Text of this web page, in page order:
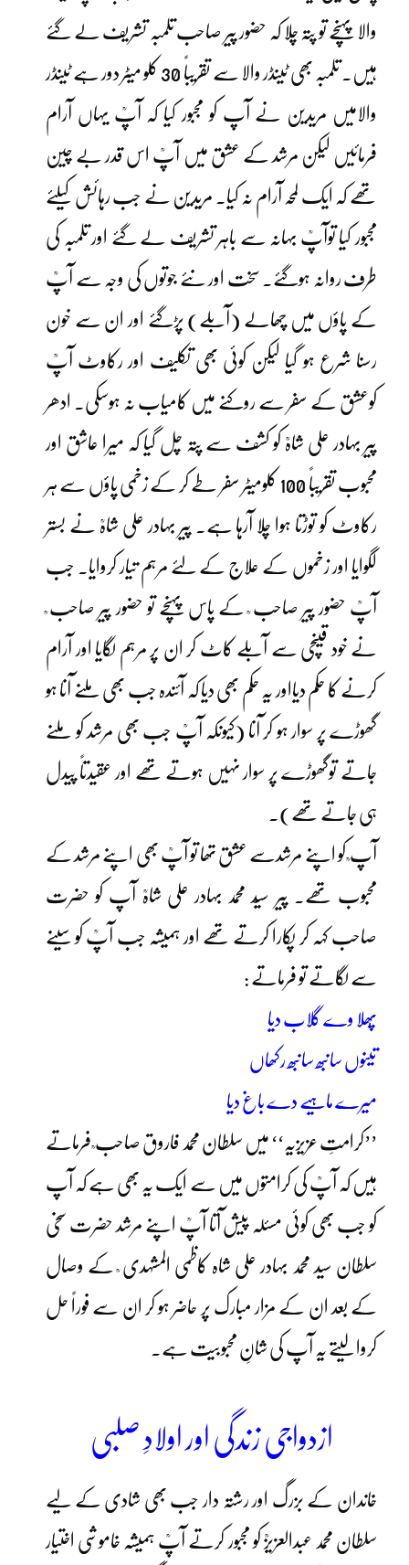
والا پہنچے تو پتہ چلا کہ حضور پیر صاحب تلمبہ تشریف لے گئے
ہیں۔ تلمبہ بھی ٹینڈر والا سے تقریباً 30 کلو میٹر دور ہے ٹینڈر
والامیں مریدین نے آپ کو مجبور کیا کہ آپؒ یہاں آرام
فرمائیں لیکن مرشد کے عشق میں آپؒ اس قدر بے چین
تھے کہ ایک لمحہ آرام نہ کیا۔ مریدین نے جب رہائش کیلئے
مجبور کیا توآپؒ بہانہ سے باہر تشریف لے گئے اور تلمبہ کی
طرف روانہ ہوگئے۔ سخت اور نئے جوتوں کی وجہ سے آپؒ
کے پاؤں میں چھالے (آبلے) پڑگئے اور ان سے خون
رسنا شرع ہو گیا لیکن کوئی بھی تکلیف اور رکاوٹ آپؒ
کوعشق کے سفر سے روکنے میں کامیاب نہ ہوسکی۔ ادھر
پیر بہادر علی شاہؒ کو کشف سے پتہ چل گیا کہ میرا عاشق اور
محبوب تقریباً 100 کلومیٹر سفر طے کر کے زخمی پاؤں سے ہر
رکاوٹ کو توڑتا ہوا چلا آرہا ہے۔ پیر بہادر علی شاہؒ نے بستر
لگوایا اور زخموں کے علاج کے لئے مرہم تیار کروایا۔ جب
آپؒ حضور پیر صاحب ؒ کے پاس پہنچے تو حضور پیر صاحب ؒ
نے خود قینچی سے آبلے کاٹ کر ان پر مرہم لگایا اور آرام
کرنے کا حکم دیااور یہ حکم بھی دیا کہ آئندہ جب بھی ملنے آنا ہو
گھوڑے پر سوار ہو کر آنا (کیونکہ آپؒ جب بھی مرشد کو ملنے
جاتے توگھوڑے پر سوار نہیں ہوتے تھے اور عقیدتاً پیدل
ہی جاتے تھے)۔
آپ ؒ کو اپنے مرشدسے عشق تھا تو آپؒ بھی اپنے مرشد کے
محبوب تھے۔ پیر سیّد محمد بہادر علی شاہؒ آپ کو حضرت
صاحب کہہ کر پکارا کرتے تھے اور ہمیشہ جب آپؒ کو سینے
سے لگاتے تو فرماتے :
پُھلا وے گلاب دیا
تینوں سانبھ سانبھ رکھاں
میرے ماہیے دے باغ دیا
’’کرامتِ عزیزیہ‘‘ میں سلطان محمد فاروق صاحب ؒ فرماتے
ہیں کہ آپؒ کی کرامتوں میں سے ایک یہ بھی ہے کہ آپ
کو جب بھی کوئی مسئلہ پیش آتا آپؒ اپنے مرشد حضرت سخی
سلطان سید محمد بہادر علی شاہ کاظمی المشہدی ؒ کے وصال
کے بعد ان کے مزار مبارک پر حاضر ہو کر ان سے فوراً حل
کروالیتے یہ آپ کی شانِ محبوبیت ہے۔
ازدواجی زندگی اور اولادِ صلبی
خاندان کے بزرگ اور رشتہ دار جب بھی شادی کے لیے
سلطان محمد عبدالعزیزؒ کو مجبور کرتے آپؒ ہمیشہ خاموشی اختیار